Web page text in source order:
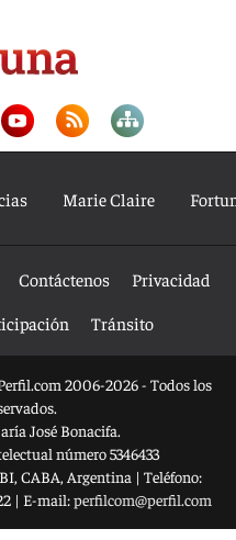
Marie Claire
Contáctenos
Privacidad
Tránsito
2006-2026 - Todos los
José Bonacifa.
número 5346433
, CABA, Argentina | Teléfono:
| E-mail:perfilcom@perfil.com